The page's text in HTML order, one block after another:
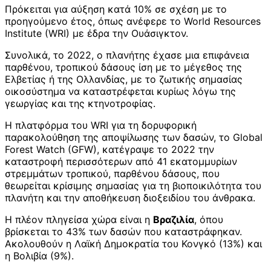
Πρόκειται για αύξηση κατά 10% σε σχέση με το
προηγούμενο έτος, όπως ανέφερε το World Resources
Institute (WRI) με έδρα την Ουάσιγκτον.
Συνολικά, το 2022, ο πλανήτης έχασε μια επιφάνεια
παρθένου, τροπικού δάσους ίση με το μέγεθος της
Ελβετίας ή της Ολλανδίας, με το ζωτικής σημασίας
οικοσύστημα να καταστρέφεται κυρίως λόγω της
γεωργίας και της κτηνοτροφίας.
Η πλατφόρμα του WRI για τη δορυφορική
παρακολούθηση της αποψίλωσης των δασών, το Global
Forest Watch (GFW), κατέγραψε το 2022 την
καταστροφή περισσότερων από 41 εκατομμυρίων
στρεμμάτων τροπικού, παρθένου δάσους, που
θεωρείται κρίσιμης σημασίας για τη βιοποικιλότητα του
πλανήτη και την αποθήκευση διοξειδίου του άνθρακα.
Η πλέον πληγείσα χώρα είναι η Βραζιλία, όπου
βρίσκεται το 43% των δασών που καταστράφηκαν.
Ακολουθούν η Λαϊκή Δημοκρατία του Κονγκό (13%) και
η Βολιβία (9%).